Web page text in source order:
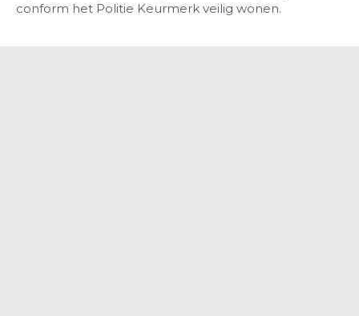
conform het Politie Keurmerk veilig wonen.